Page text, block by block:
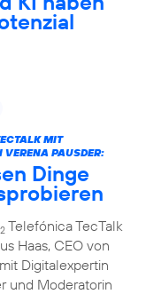
MIT
VERENA PAUSDER:
Dinge
2Telefónica TecTalk
Haas, CEO von
Digitalexpertin
und Moderatorin